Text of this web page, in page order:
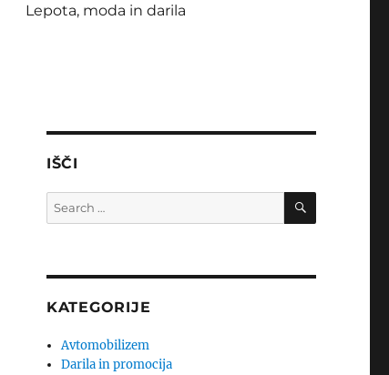
Lepota, moda in darila
IŠČI
Search
for:
SEARCH
KATEGORIJE
Avtomobilizem
Darila in promocija